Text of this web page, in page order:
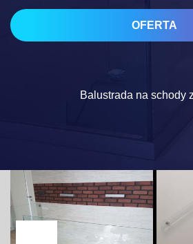
OFERTA
Balustrada na schody